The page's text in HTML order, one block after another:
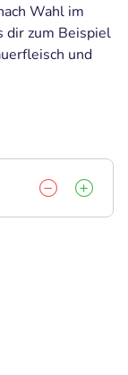
Wahl im
dir zum Beispiel
und